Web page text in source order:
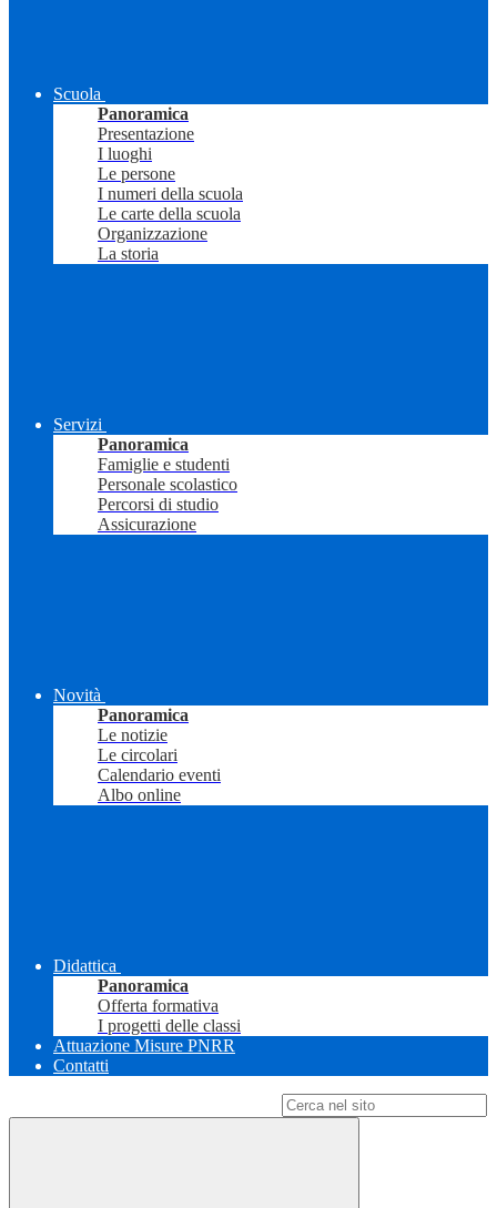
Scuola
Panoramica
Presentazione
I luoghi
Le persone
I numeri della scuola
Le carte della scuola
Organizzazione
La storia
Servizi
Panoramica
Famiglie e studenti
Personale scolastico
Percorsi di studio
Assicurazione
Novità
Panoramica
Le notizie
Le circolari
Calendario eventi
Albo online
Didattica
Panoramica
Offerta formativa
I progetti delle classi
Attuazione Misure PNRR
Contatti